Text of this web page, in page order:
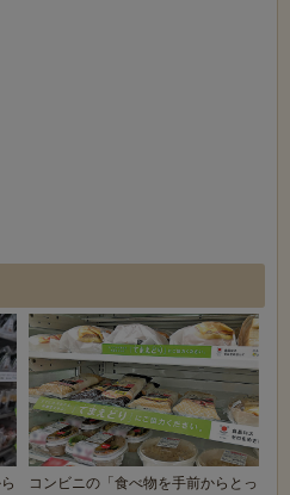
コンビニの「食べ物を手前からとっ